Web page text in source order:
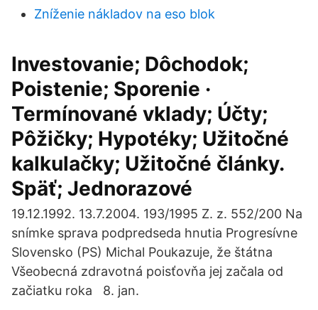
Zníženie nákladov na eso blok
Investovanie; Dôchodok;
Poistenie; Sporenie ·
Termínované vklady; Účty;
Pôžičky; Hypotéky; Užitočné
kalkulačky; Užitočné články.
Späť; Jednorazové
19.12.1992. 13.7.2004. 193/1995 Z. z. 552/200 Na
snímke sprava podpredseda hnutia Progresívne
Slovensko (PS) Michal Poukazuje, že štátna
Všeobecná zdravotná poisťovňa jej začala od
začiatku roka 8. jan.